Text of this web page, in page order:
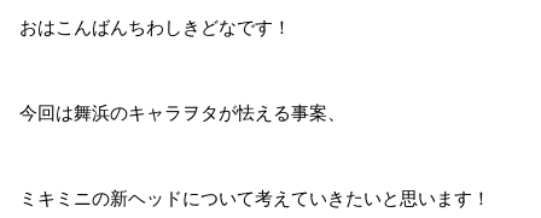
おはこんばんちわしきどなです！
今回は舞浜のキャラヲタが怯える事案、
ミキミニの新ヘッドについて考えていきたいと思います！